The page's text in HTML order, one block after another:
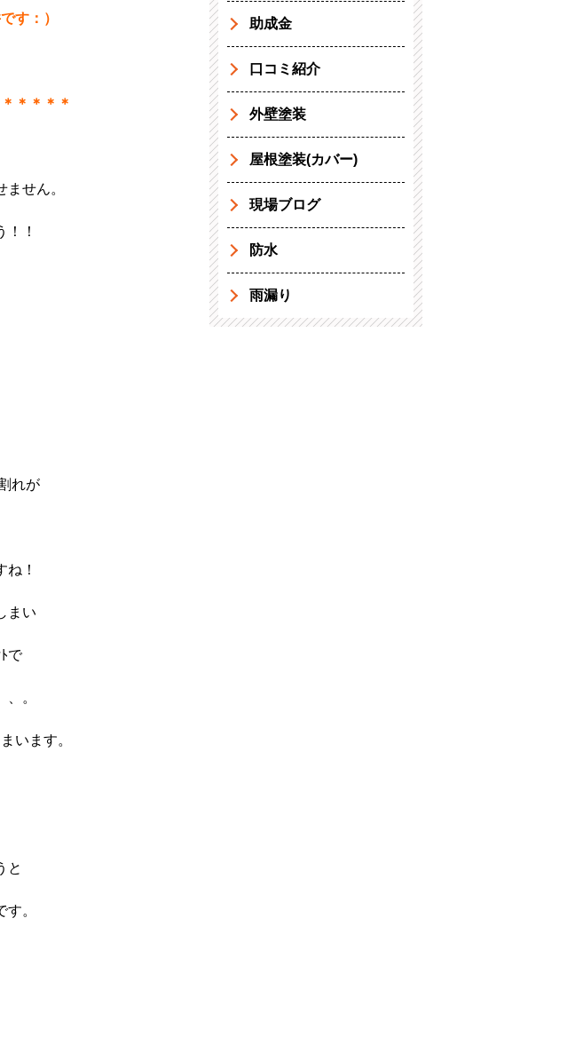
す：）
＊＊＊＊
せん。
！
れが
！
まい
で
。
います。
と
。
助成金
口コミ紹介
外壁塗装
屋根塗装(カバー)
現場ブログ
防水
雨漏り